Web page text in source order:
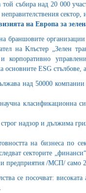
той събира над 20 000
на Европа за
браншовите организации
на Клъстер „Зелен
и корпоративно
основните ESG стълбове,
над 50000
класификационна
надзор и дължима
на бизнеса по
секторите
предприятия /МСП/ само
се посочват: